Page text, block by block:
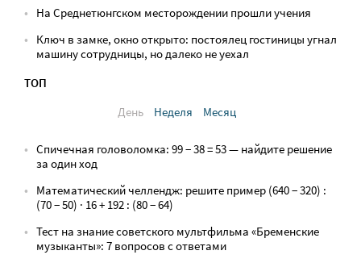
На Среднетюнгском месторождении прошли учения
Ключ в замке, окно открыто: постоялец гостиницы угнал
машину сотрудницы, но далеко не уехал
ТОП
День
Неделя Месяц
Спичечная головоломка: 99 − 38 = 53 — найдите решение
за один ход
Математический челлендж: решите пример (640 − 320) :
(70 − 50) · 16 + 192 : (80 − 64)
Тест на знание советского мультфильма «Бременские
музыканты»: 7 вопросов с ответами